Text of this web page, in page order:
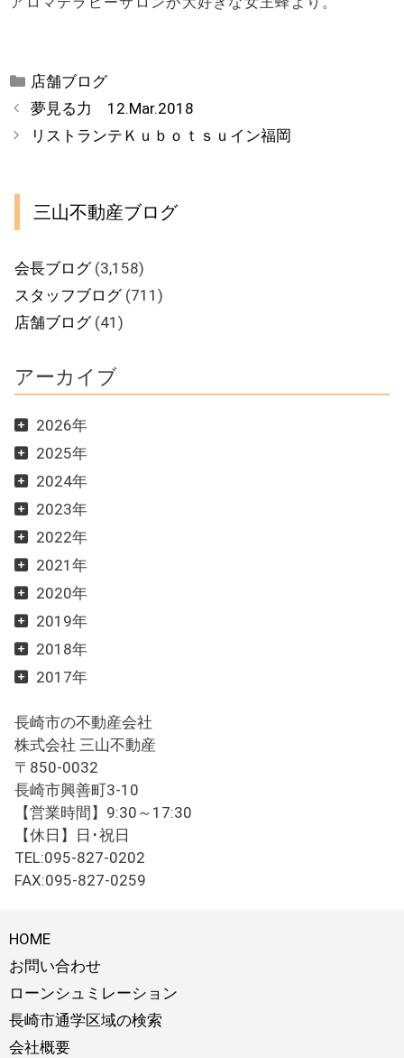
カ
テ
リ
店舗ブログ
夢見る力 12.Mar.2018
リストランテＫｕｂｏｔｓｕイン福岡
三山不動産ブログ
会長ブログ(3,158)
スタッフブログ(711)
店舗ブログ(41)
アーカイブ
2026年
2025年
2024年
2023年
2022年
2021年
2020年
2019年
2018年
2017年
長崎市の不動産会社
株式会社 三山不動産
〒850-0032
長崎市興善町3-10
【営業時間】9:30～17:30
【休日】日･祝日
TEL:095-827-0202
FAX:095-827-0259
HOME
お問い合わせ
ローンシュミレーション
長崎市通学区域の検索
会社概要